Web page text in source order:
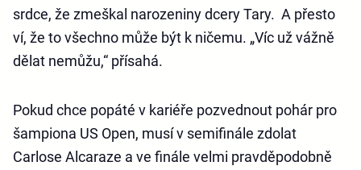
srdce, že zmeškal narozeniny dcery Tary. A přesto
ví, že to všechno může být k ničemu. „Víc už vážně
dělat nemůžu,“ přísahá.
Pokud chce popáté v kariéře pozvednout pohár pro
šampiona US Open, musí v semifinále zdolat
Carlose Alcaraze a ve finále velmi pravděpodobně